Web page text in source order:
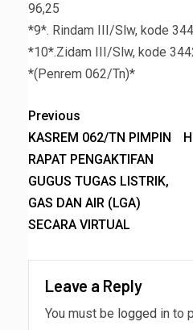
96,25
*9*. Rindam III/Slw, kode
*10*.Zidam III/Slw, kode
*(Penrem 062/Tn)*
Previous
KASREM 062/TN PIMPIN
RAPAT PENGAKTIFAN
GUGUS TUGAS LISTRIK,
GAS DAN AIR (LGA)
SECARA VIRTUAL
Leave a Reply
You must be logged in to